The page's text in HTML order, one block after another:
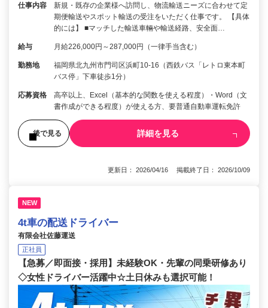
仕事内容
新規・既存の企業様へ訪問し、物流輸送ニーズに合わせて定
期便輸送やスポット輸送の受注をいただく仕事です。 【具体
的には】 ■マッチした輸送車輛や輸送経路、安全面…
給与 月給226,000円～287,000円（一律手当含む）
勤務地
福岡県北九州市門司区浜町10-16（西鉄バス「レトロ東本町
バス停」下車徒歩1分）
応募資格
高卒以上、Excel（基本的な関数を使える程度）・Word（文
書作成ができる程度）が使える方、要普通自動車運転免許
後で見る 詳細を見る
更新日： 2026/04/16 掲載終了日： 2026/10/09
NEW
4t車の配送ドライバー
有限会社佐藤運送
正社員
【急募／即面接・採用】未経験OK・先輩の同乗研修あり
◇女性ドライバー活躍中☆土日休みも選択可能！